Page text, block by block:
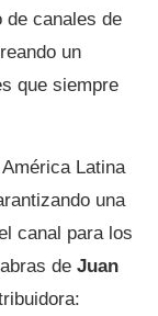
de canales de
un
que siempre
Latina
una
canal para los
de Juan